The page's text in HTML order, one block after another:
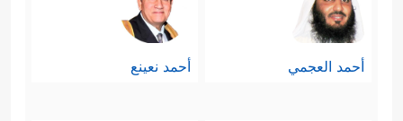
أحمد العجمي أحمد نعينع